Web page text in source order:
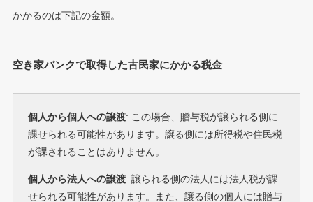
かかるのは下記の金額。
空き家バンクで取得した古民家にかかる税金
個人から個人への譲渡: この場合、贈与税が譲られる側に
課せられる可能性があります。譲る側には所得税や住民税
が課されることはありません。
個人から法人への譲渡: 譲られる側の法人には法人税が課
せられる可能性があります。また、譲る側の個人には贈与